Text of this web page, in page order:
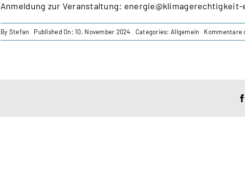
Anmeldung zur Veranstaltung: energie@klimagerechtigkeit-
By Stefan Published On: 10. November 2024 Categories:Allgemein Kommentare